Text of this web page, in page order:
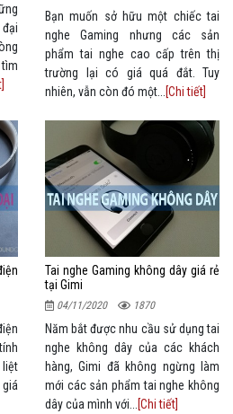
Bạn muốn sở hữu một chiếc tai
nghe Gaming nhưng các sản
phẩm tai nghe cao cấp trên thị
trường lại có giá quá đắt. Tuy
nhiên, vẫn còn đó một...
[Chi tiết]
liệt
Tai nghe Gaming không dây giá rẻ
tại Gimi
04/11/2020 1870
Năm bắt được nhu cầu sử dụng tai
nghe không dây của các khách
hàng, Gimi đã không ngừng làm
mới các sản phẩm tai nghe không
dây của mình với...
[Chi tiết]